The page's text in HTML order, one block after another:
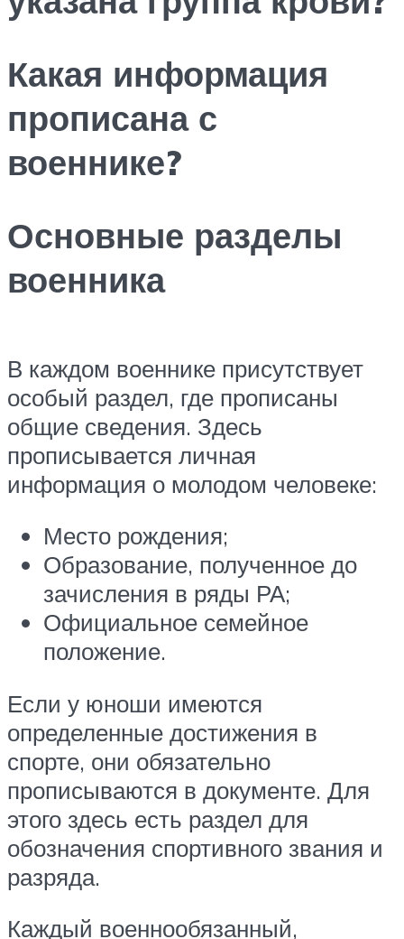
Какая информация
прописана с
военнике?
Основные разделы
военника
В каждом военнике присутствует
особый раздел, где прописаны
общие сведения. Здесь
прописывается личная
информация о молодом человеке:
Место рождения;
Образование, полученное до
зачисления в ряды РА;
Официальное семейное
положение.
Если у юноши имеются
определенные достижения в
спорте, они обязательно
прописываются в документе. Для
этого здесь есть раздел для
обозначения спортивного звания и
разряда.
Каждый военнообязанный,